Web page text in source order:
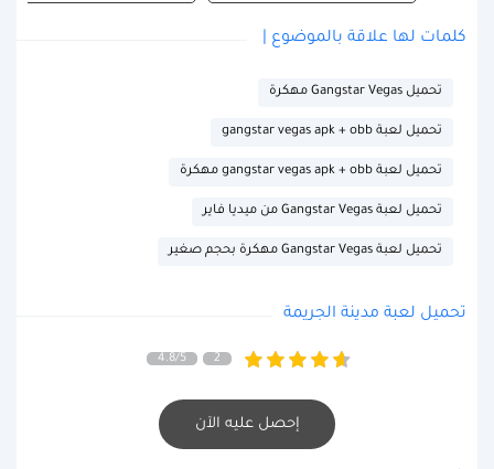
كلمات لها علاقة بالموضوع |
تحميل Gangstar Vegas مهكرة
تحميل لعبة gangstar vegas apk + obb
تحميل لعبة gangstar vegas apk + obb مهكرة
تحميل لعبة Gangstar Vegas من ميديا فاير
تحميل لعبة Gangstar Vegas مهكرة بحجم صغير
تحميل لعبة مدينة الجريمة
4.8/5 2
إحصل عليه الآن